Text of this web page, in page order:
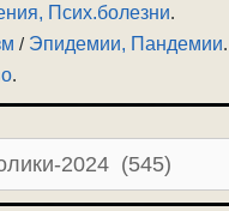
Псих.болезни.
/ Эпидемии, Пандемии.
.